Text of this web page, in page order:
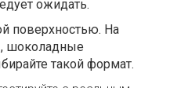
ожидать.
поверхностью. На
шоколадные
такой формат.